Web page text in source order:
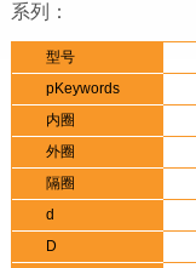
系列：
型号
pKeywords
内圈
外圈
隔圈
d
D